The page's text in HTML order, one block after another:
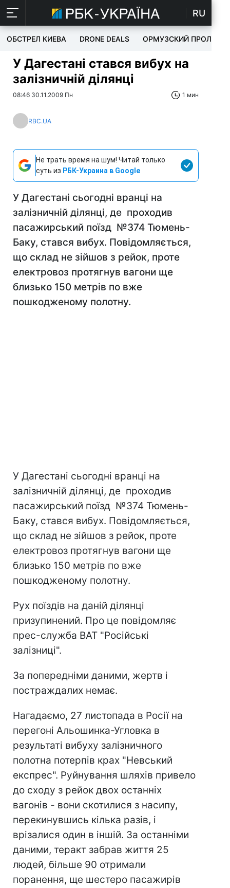
RU
ОБСТРЕЛ КИЕВА DRONE DEALS ОРМУЗСКИЙ ПРОЛИВ
У Дагестані стався вибух на
залізничній ділянці
08:46 30.11.2009 Пн 1 мин
RBC.UA
Не трать время на шум! Читай только
суть из РБК-Украина в Google
У Дагестані сьогодні вранці на
залізничній ділянці, де проходив
пасажирський поїзд №374 Тюмень-
Баку, стався вибух. Повідомляється,
що склад не зійшов з рейок, проте
електровоз протягнув вагони ще
близько 150 метрів по вже
пошкодженому полотну.
У Дагестані сьогодні вранці на
залізничній ділянці, де проходив
пасажирський поїзд №374 Тюмень-
Баку, стався вибух. Повідомляється,
що склад не зійшов з рейок, проте
електровоз протягнув вагони ще
близько 150 метрів по вже
пошкодженому полотну.
Рух поїздів на даній ділянці
призупинений. Про це повідомляє
прес-служба ВАТ "Російські
залізниці".
За попередніми даними, жертв і
постраждалих немає.
Нагадаємо, 27 листопада в Росії на
перегоні Альошинка-Угловка в
результаті вибуху залізничного
полотна потерпів крах "Невський
експрес". Руйнування шляхів привело
до сходу з рейок двох останніх
вагонів - вони скотилися з насипу,
перекинувшись кілька разів, і
врізалися один в іншій. За останніми
даними, теракт забрав життя 25
людей, більше 90 отримали
поранення, ще шестеро пасажирів